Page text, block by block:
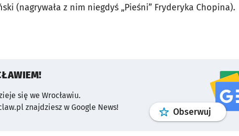
(nagrywała z nim niegdyś „Pieśni” Fryderyka Chopina).
się we Wrocławiu.
znajdziesz w Google News!
Obserwuj profil